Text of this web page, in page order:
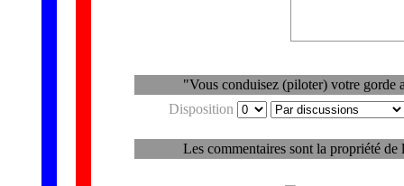
"Vous conduisez (piloter) votre gorde
Disposition
Les commentaires sont la propriété de